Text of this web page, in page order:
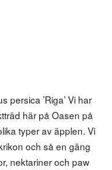
persica ’Riga’ Vi har
här på Oasen på
typer av äpplen. Vi
och så en gäng
nektariner och paw